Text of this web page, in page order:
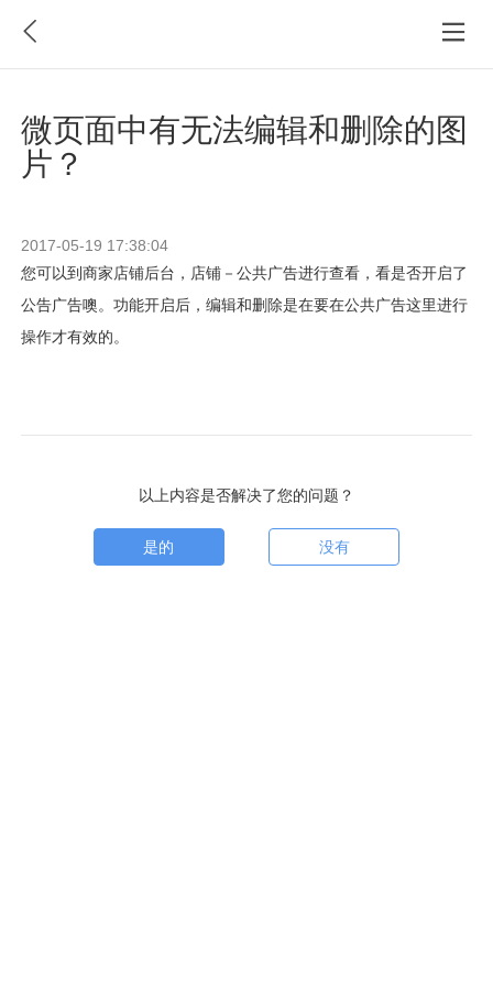
微页面中有无法编辑和删除的图
片？
2017-05-19 17:38:04
您可以到商家店铺后台，店铺－公共广告进行查看，看是否开启了
公告广告噢。功能开启后，编辑和删除是在要在公共广告这里进行
操作才有效的。
以上内容是否解决了您的问题？
是的 没有